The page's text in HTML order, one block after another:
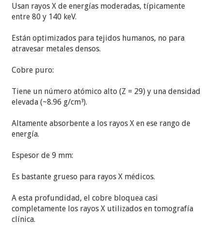
Usan rayos X de energías moderadas, típicamente
entre 80 y 140 keV.
Están optimizados para tejidos humanos, no para
atravesar metales densos.
Cobre puro:
Tiene un número atómico alto (Z = 29) y una densidad
elevada (~8.96 g/cm³).
Altamente absorbente a los rayos X en ese rango de
energía.
Espesor de 9 mm:
Es bastante grueso para rayos X médicos.
A esta profundidad, el cobre bloquea casi
completamente los rayos X utilizados en tomografía
clínica.